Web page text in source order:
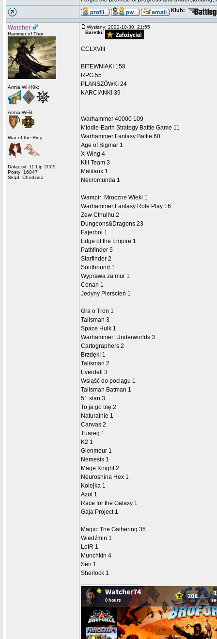
Klub:
Watcher
Hammer of Thor
Armia WH40k:
Armia WFB:
War of the Ring:
Dołączył: 11 Lip 2005
Posty: 16847
Skąd: Chodzież
Wysłany: 2022-10-30, 21:55
Baretki:
CCLXVIII
BITEWNIAKI 158
RPG 55
PLANSZÓWKI 24
KARCIANKI 39
Warhammer 40000 109
Middle-Earth Strategy Battle Game 11
Warhammer Fantasy Battle 60
Age of Sigmar 1
X-Wing 4
Kill Team 3
Malifaux 1
Necromunda 1
Wampir: Mroczne Wieki 1
Warhammer Fantasy Role Play 16
Zew Cthulhu 2
Dungeons&Dragons 23
Fajerbol 1
Edge of the Empire 1
Pathfinder 5
Starfinder 2
Soulbound 1
Wyprawa za mur 1
Conan 1
Jedyny Pierścień 1
Gra o Tron 1
Talisman 3
Space Hulk 1
Warhammer: Underworlds 3
Cartographers 2
Brzdęk! 1
Talisman 2
Everdell 3
Wsiąść do pociągu 1
Talisman Batman 1
51 stan 3
To ja go tnę 2
Naturalnie 1
Canvas 2
Tuareg 1
K2 1
Glenmour 1
Nemesis 1
Mage Knight 2
Neuroshina Hex 1
Kolejka 1
Azul 1
Race for the Galaxy 1
Gaja Project 1
Magic: The Gathering 35
Wiedźmin 1
LotR 1
Munchkin 4
Sen 1
Sherlock 1